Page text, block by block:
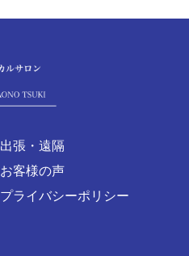
出張・遠隔
お客様の声
プライバシーポリシー